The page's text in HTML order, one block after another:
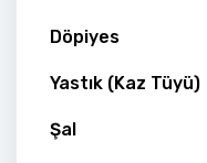
Döpiyes
Yastık (Kaz Tüyü)
Şal